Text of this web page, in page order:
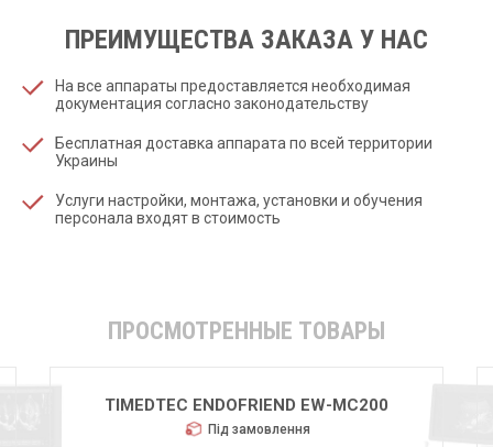
ПРЕИМУЩЕСТВА ЗАКАЗА У НАС
На все аппараты предоставляется необходимая
документация согласно законодательству
Бесплатная доставка аппарата по всей территории
Украины
Услуги настройки, монтажа, установки и обучения
персонала входят в стоимость
ПРОСМОТРЕННЫЕ ТОВАРЫ
TIMEDTEC ENDOFRIEND EW-MC200
Під замовлення